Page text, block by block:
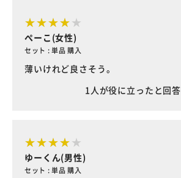
ぺーこ(女性)
セット : 単品 購入
薄いけれど良さそう。
1人が役に立ったと回答
ゆーくん(男性)
セット : 単品 購入